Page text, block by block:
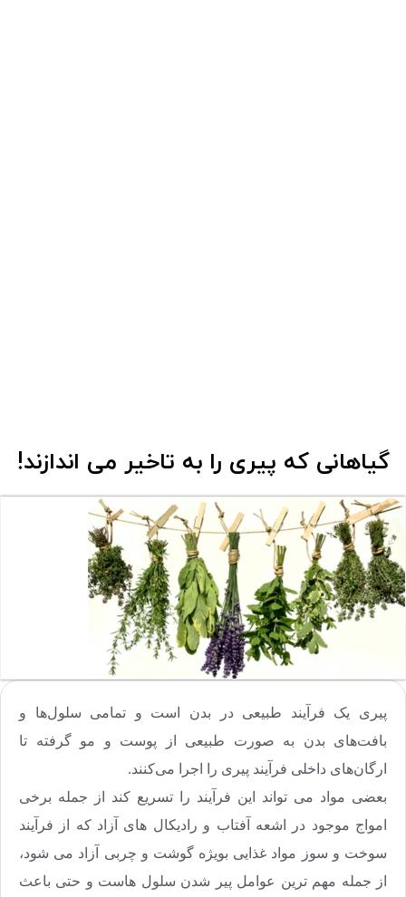
گیاهانی که پیری را به تاخیر می اندازند!
پیری یک فرآیند طبیعی در بدن است و تمامی سلول‌ها و
بافت‌های بدن به صورت طبیعی از پوست و مو گرفته تا
ارگان‌های داخلی فرآیند پیری را اجرا می‌کنند.
بعضی مواد می تواند این فرآیند را تسریع کند از جمله برخی
امواج موجود در اشعه آفتاب و رادیکال های آزاد که از فرآیند
سوخت و سوز مواد غذایی بویژه گوشت و چربی آزاد می شود،
از جمله مهم ترین عوامل پیر شدن سلول هاست و حتی باعث